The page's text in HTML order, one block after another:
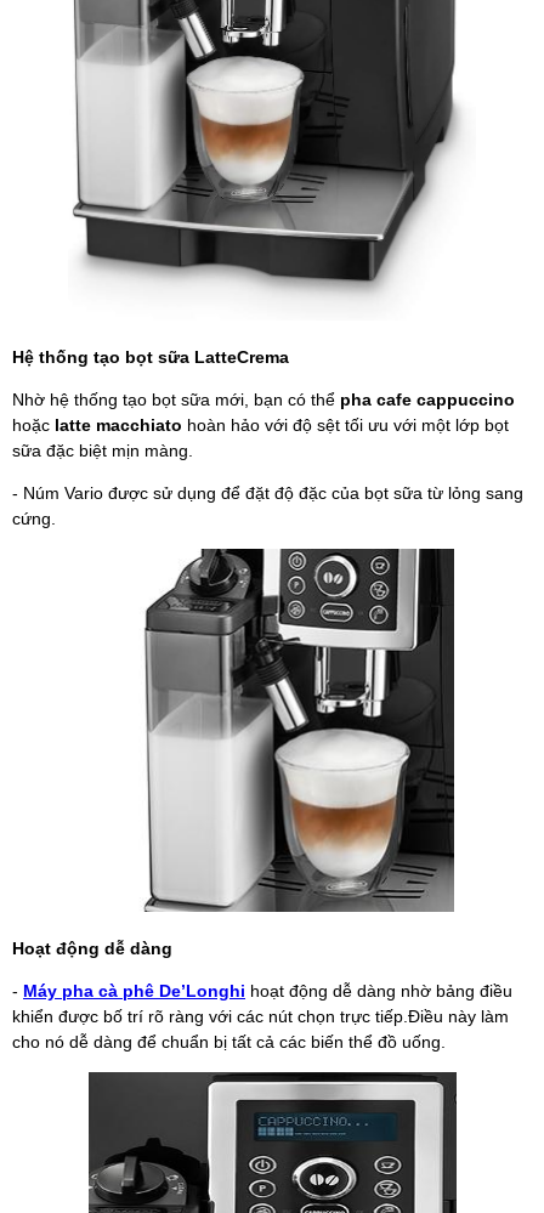
Hệ thống tạo bọt sữa LatteCrema
Nhờ hệ thống tạo bọt sữa mới, bạn có thể pha cafe cappuccino
hoặc latte macchiato hoàn hảo với độ sệt tối ưu với một lớp bọt
sữa đặc biệt mịn màng.
- Núm Vario được sử dụng để đặt độ đặc của bọt sữa từ lỏng sang
cứng.
Hoạt động dễ dàng
- Máy pha cà phê De’Longhi hoạt động dễ dàng nhờ bảng điều
khiển được bố trí rõ ràng với các nút chọn trực tiếp.Điều này làm
cho nó dễ dàng để chuẩn bị tất cả các biến thể đồ uống.